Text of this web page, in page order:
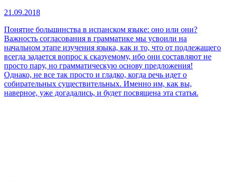
21.09.2018
Понятие большинства в испанском языке: оно или они?
Важность согласования в грамматике мы усвоили на
начальном этапе изучения языка, как и то, что от подлежащего
всегда задается вопрос к сказуемому, ибо они составляют не
просто пару, но грамматическую основу предложения!
Однако, не все так просто и гладко, когда речь идет о
собирательных существительных. Именно им, как вы,
наверное, уже догадались, и будет посвящена эта статья.